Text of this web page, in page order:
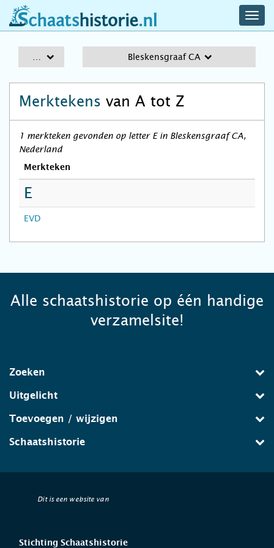
schaatshistorie.nl
Bleskensgraaf CA
Merktekens van A tot Z
1 merkteken gevonden op letter E in Bleskensgraaf CA,
Nederland
Merkteken
E
EVD
Alle schaatshistorie op één handige
verzamelsite!
Zoeken
Uitgelicht
Toevoegen / wijzigen
Schaatshistorie
Dit is een website van
Stichting Schaatshistorie